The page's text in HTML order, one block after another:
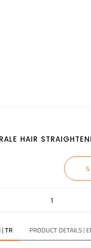
HAIR
| TR PRODUCT DETAILS |